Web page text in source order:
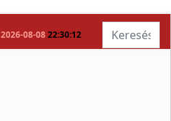
2026-08-08 22:30:12 Keresés...